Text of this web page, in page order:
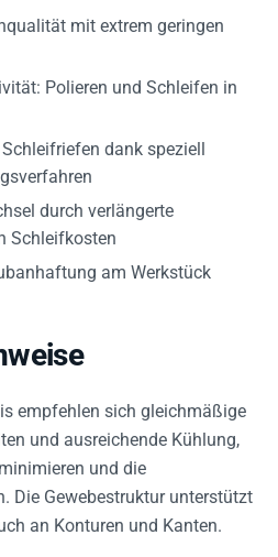
mit extrem geringen
Polieren und Schleifen in
dank speziell
durch verlängerte
Schleifkosten
am Werkstück
empfehlen sich gleichmäßige
und ausreichende Kühlung,
und die
Die Gewebestruktur unterstützt
an Konturen und Kanten.